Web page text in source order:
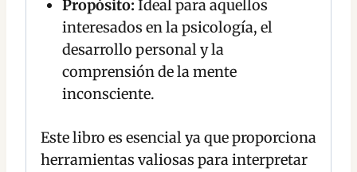
Propósito: Ideal para aquellos
interesados en la psicología, el
desarrollo personal y la
comprensión de la mente
inconsciente.
Este libro es esencial ya que proporciona
herramientas valiosas para interpretar